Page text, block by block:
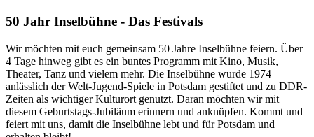
50 Jahr Inselbühne - Das Festivals
Wir möchten mit euch gemeinsam 50 Jahre Inselbühne feiern. Über
4 Tage hinweg gibt es ein buntes Programm mit Kino, Musik,
Theater, Tanz und vielem mehr. Die Inselbühne wurde 1974
anlässlich der Welt-Jugend-Spiele in Potsdam gestiftet und zu DDR-
Zeiten als wichtiger Kulturort genutzt. Daran möchten wir mit
diesem Geburtstags-Jubiläum erinnern und anknüpfen. Kommt und
feiert mit uns, damit die Inselbühne lebt und für Potsdam und